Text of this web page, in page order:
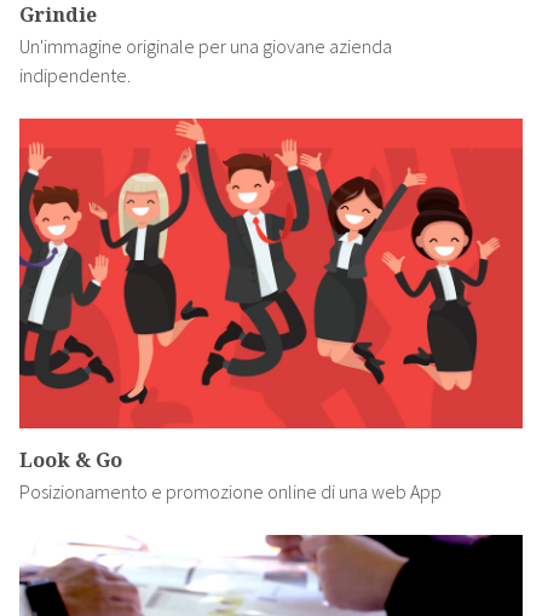
Grindie
Un'immagine originale per una giovane azienda
indipendente.
Look & Go
Posizionamento e promozione online di una web App